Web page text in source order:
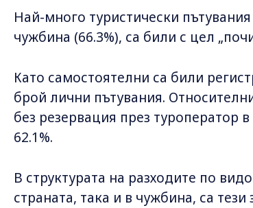
Най-много туристически
чужбина (66.3%), са били с цел
Като самостоятелни са били
брой лични пътувания.
без резервация през туроператор
62.1%.
В структурата на разходите по
страната, така и в чужбина, са тези